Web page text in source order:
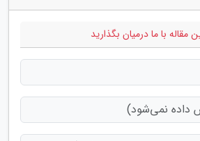
مقاله با ما درمیان بگذارید